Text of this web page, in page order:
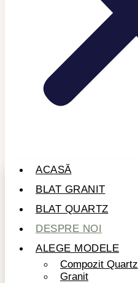
ACASĂ
BLAT GRANIT
BLAT QUARTZ
DESPRE NOI
ALEGE MODELE
Compozit Quartz
Granit